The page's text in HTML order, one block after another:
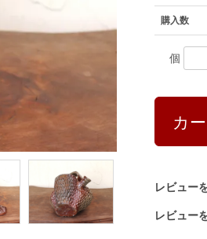
購入数
個
レビュー
レビュー